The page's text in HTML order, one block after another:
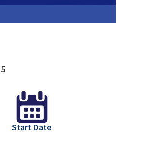
Start Date